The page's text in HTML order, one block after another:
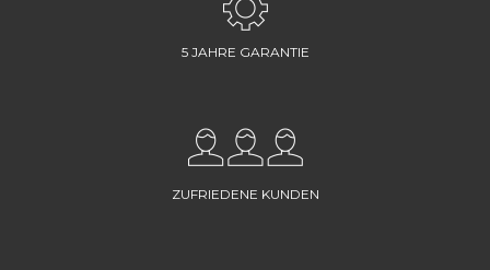
5 JAHRE GARANTIE
ZUFRIEDENE KUNDEN